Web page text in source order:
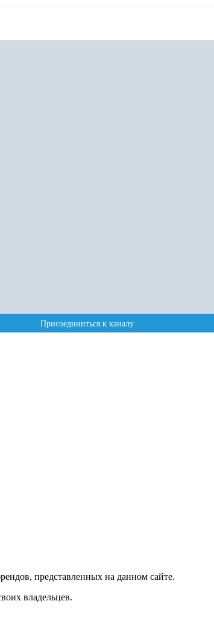
представленных на данном сайте.
владельцев.